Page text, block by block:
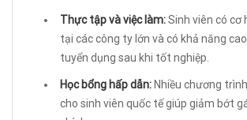
Thực tập và việc làm:Sinh viên có cơ
tại các công ty lớn và có khả năng
tuyển dụng sau khi tốt nghiệp.
Học bổng hấp dẫn: Nhiều chương
cho sinh viên quốc tế giúp giảm bớt